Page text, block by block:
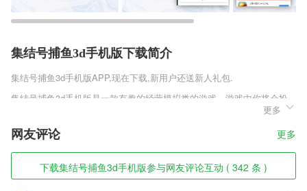
集结号捕鱼3d手机版下载简介
集结号捕鱼3d手机版APP,现在下载,新用户还送新人礼包.
集结号捕鱼3d手机版是一款有趣的经营模拟类的游戏，游戏中你将会扮
演一名服务员，你的任务就是要服务好酒店里的客户，并做好酒店的卫生
整洁，游戏的过程非常的有趣，高度还原了现实中的服务员的工作经历，
在这里能够体验到作为一名服务员的日常。
集结号捕鱼3d手机版软件特色
1,展现技术和无线通信技术，为用户提供便捷的用车服务。
更多
网友评论 更多
下载集结号捕鱼3d手机版参与网友评论互动 ( 342 条 )